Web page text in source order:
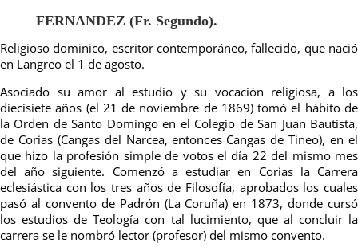
FERNANDEZ (Fr. Segundo).
Religioso dominico, escritor contemporáneo, fallecido, que nació
en Langreo el 1 de agosto.
Asociado su amor al estudio y su vocación religiosa, a los
diecisiete años (el 21 de noviembre de 1869) tomó el hábito de
la Orden de Santo Domingo en el Colegio de San Juan Bautista,
de Corias (Cangas del Narcea, entonces Cangas de Tineo), en el
que hizo la profesión simple de votos el día 22 del mismo mes
del año siguiente. Comenzó a estudiar en Corias la Carrera
eclesiástica con los tres años de Filosofía, aprobados los cuales
pasó al convento de Padrón (La Coruña) en 1873, donde cursó
los estudios de Teología con tal lucimiento, que al concluir la
carrera se le nombró lector (profesor) del mismo convento.